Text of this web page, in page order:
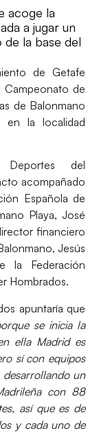
acoge la
a jugar un
la base del
de Getafe
Campeonato de
de Balonmano
en la localidad
del
acompañado
Española de
Playa, José
financiero
Jesús
la Federación
Hombrados.
apuntaría que
se inicia la
ella Madrid es
sí con equipos
un
con 88
así que es de
y cada uno de